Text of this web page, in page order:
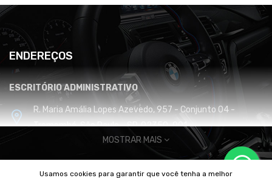
ENDEREÇOS
ESCRITÓRIO ADMINISTRATIVO
R. Maria Amália Lopes Azevedo, 957 - Conjunto 04 -
Tremembé, São Paulo - SP, 02350-001
CENTRO DE DISTRIBUIÇÃO E LOGÍSTICA
MOSTRAR MAIS
Usamos cookies para garantir que você tenha a melhor